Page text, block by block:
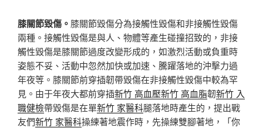
膝關節毀傷。 膝關節毀傷分為接觸性毀傷和非接觸性毀傷
兩種。接觸性毀傷是與人、物體等產生碰撞招致的，非接
觸性毀傷是膝關節過度改變形成的，如激烈活動或負重時
姿態不妥、活動中忽然加快或加速、騰躍落地的沖擊力過
年夜等。膝關節前穿插韌帶毀傷在非接觸性毀傷中較為罕
見。由于年夜大都前穿插新竹 高血壓新竹 高血脂韌新竹 入
職健檢帶毀傷是在單新竹 家醫科腿落地時產生的，提出戰
友們新竹 家醫科操練著地震作時，先操練雙腳著地，「你